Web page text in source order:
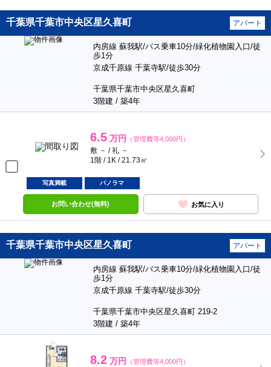
千葉県千葉市中央区星久喜町 アパート
内房線 蘇我駅/バス乗車10分/緑化植物園入口/徒
歩1分
京成千原線 千葉寺駅/徒歩30分
千葉県千葉市中央区星久喜町
3階建 / 築4年
6.5 万円 （管理費等4,000円）
敷 － / 礼 －
1階 / 1K / 21.73㎡
写真満載 パノラマ
お問い合わせ(無料) お気に入り
千葉県千葉市中央区星久喜町 アパート
内房線 蘇我駅/バス乗車10分/緑化植物園入口/徒
歩1分
京成千原線 千葉寺駅/徒歩30分
千葉県千葉市中央区星久喜町 219-2
3階建 / 築4年
8.2 万円 （管理費等4,000円）